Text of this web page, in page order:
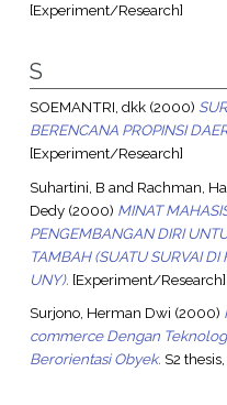
[Experiment/Research]
S
SOEMANTRI, dkk(2000)
BERENCANA PROPINSI
[Experiment/Research]
Suhartini, B and Rachman,
Dedy(2000) MINAT
PENGEMBANGAN DIRI
TAMBAH (SUATU SURVAI
UNY). [Experiment/
Surjono, Herman Dwi (2000)
commerce Dengan
Berorientasi Obyek. S2